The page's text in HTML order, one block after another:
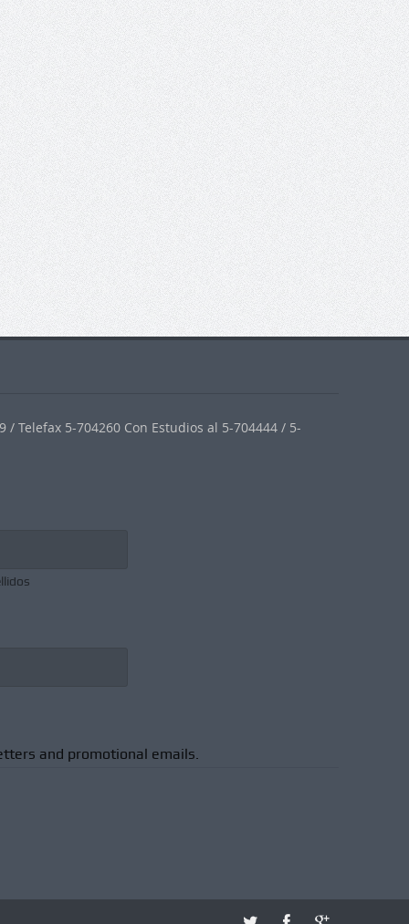
Telefax 5-704260 Con Estudios al 5-704444 / 5-
and promotional emails.